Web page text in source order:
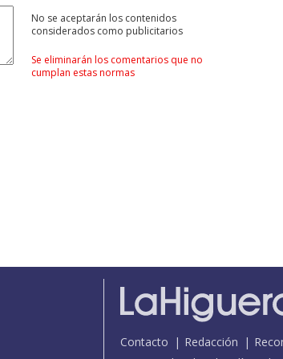
No se aceptarán los contenidos
considerados como publicitarios
Se eliminarán los comentarios que no
cumplan estas normas
Contacto Redacción